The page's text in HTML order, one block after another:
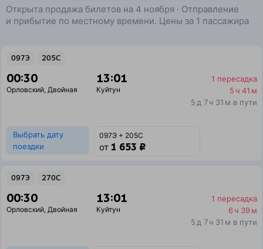
Открыта продажа билетов на 4 ноября · Отправление
и прибытие по местному времени. Цены за 1 пассажира
097Э 205С
00:30
Орловский, Двойная
13:01
Куйтун
1 пересадка
5 ч 41 м
5 д 7 ч 31 м в пути
Выбрать дату
поездки
097Э + 205С
от 1 653 ₽
097Э 270С
00:30
Орловский, Двойная
13:01
Куйтун
1 пересадка
6 ч 39 м
5 д 7 ч 31 м в пути